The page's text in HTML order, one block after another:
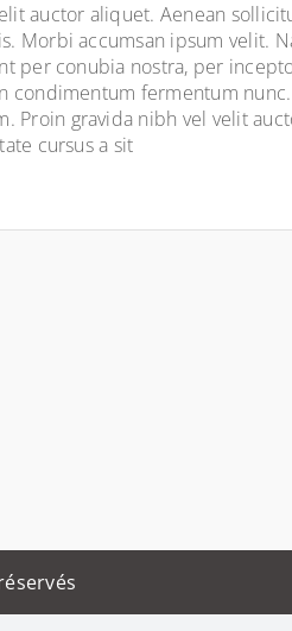
auctor aliquet. Aenean
Morbi accumsan ipsum velit.
per conubia nostra, per
fermentum
Proin gravida nibh vel velit
cursus a sit